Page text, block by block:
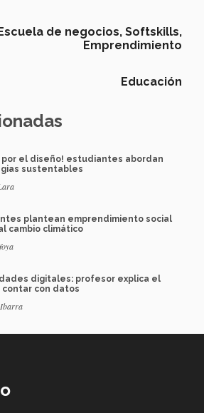
de negocios, Softskills,
Emprendimiento
Educación
por el diseño! estudiantes abordan
sustentables
plantean emprendimiento social
cambio climático
digitales: profesor explica el
con datos